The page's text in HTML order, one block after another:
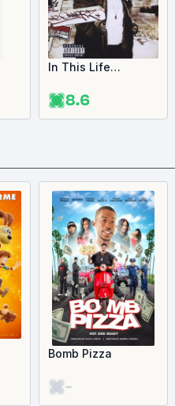
In This Life…
8.6
Bomb Pizza
-